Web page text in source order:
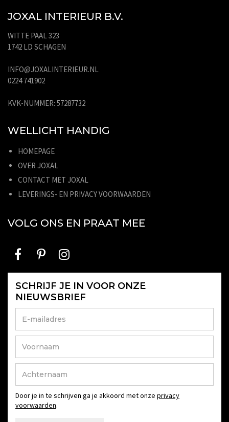
JOXAL INTERIEUR B.V.
WITTE PAAL 323
1742 LD SCHAGEN
INFO@JOXALINTERIEUR.NL
0224 741902
KVK-NUMMER: 57287732
WELLICHT HANDIG
HOMEPAGE
OVER JOXAL
CONTACT MET JOXAL
LEVERINGS- EN PRIVACY VOORWAARDEN
VOLG ONS EN PRAAT MEE
SCHRIJF JE IN VOOR ONZE
NIEUWSBRIEF
Door je in te schrijven ga je akkoord met onze privacy
voorwaarden.